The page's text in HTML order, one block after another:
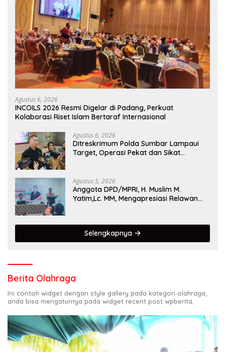
Agustus 6, 2026
INCOILS 2026 Resmi Digelar di Padang, Perkuat
Kolaborasi Riset Islam Bertaraf Internasional
Agustus 6, 2026
Ditreskrimum Polda Sumbar Lampaui
Target, Operasi Pekat dan Sikat
Agustus 5, 2026
Anggota DPD/MPRI, H. Muslim M.
Yatim,Lc. MM, Mengapresiasi Relawan
Selengkapnya
Berita Olahraga
Ini contoh widget dengan style gallery pada kategori olahraga,
anda bisa mengaturnya pada widget recent post wpberita.